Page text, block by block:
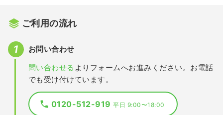
ご利用の流れ
お問い合わせ
問い合わせる よりフォームへお進みください。お電話
でも受け付けています。
0120-512-919平日 9:00〜18:00